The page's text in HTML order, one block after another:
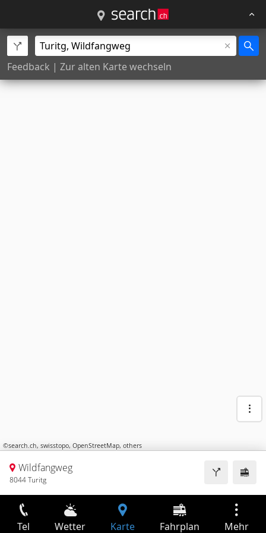
Feedback | Zur alten Karte wechseln
©search.ch, swisstopo, OpenStreetMap, others
Wildfangweg
8044 Turitg
Tel Wetter Karte Fahrplan Mehr